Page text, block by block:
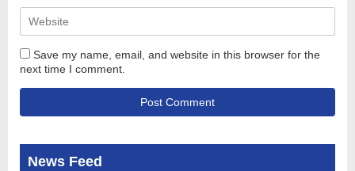
Save my name, email, and website in this browser for the
next time I comment.
News Feed